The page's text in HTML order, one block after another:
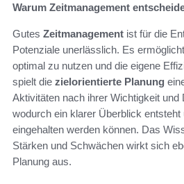
Warum Zeitmanagement
Gutes Zeitmanagement ist für die
Potenziale unerlässlich. Es
optimal zu nutzen und die eigene
spielt die zielorientierte Planung
Aktivitäten nach ihrer Wichtigkeit und
wodurch ein klarer Überblick
eingehalten werden können. Das
Stärken und Schwächen wirkt sich
Planung aus.